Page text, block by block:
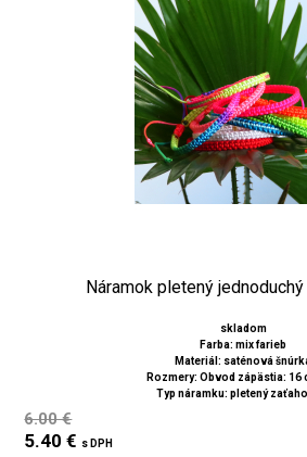
Náramok pletený
skladom
Farba: mix farieb
Materiál: saténová
Rozmery: Obvod zápästia: 16
Typ náramku: pletený
6.00 €
5.40 € s DPH